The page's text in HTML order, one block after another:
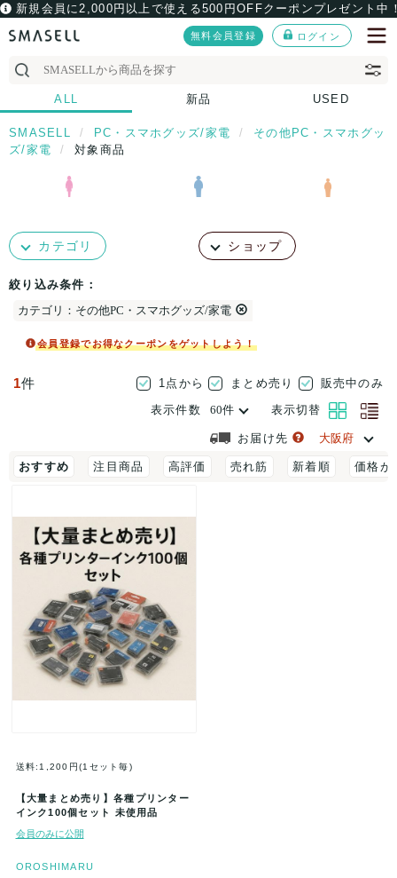
新規会員に2,000円以上で使える500円OFFクーポンプレゼント中
無料会員登録 ログイン
ALL 新品 USED
SMASELL PC・スマホグッズ/家電
その他PC・スマホグッ
ズ/家電
対象商品
カテゴリ ショップ
絞り込み条件：
カテゴリ：その他PC・スマホグッズ/家電
会員登録でお得なクーポンをゲットしよう！
1件 1点から まとめ売り
販売中のみ
表示件数
表示切替
お届け先
おすすめ 注目商品 高評価 売れ筋 新着順 価格が
送料:1,200円(1セット毎)
【大量まとめ売り】各種プリンター
インク100個セット 未使用品
会員のみに公開
OROSHIMARU